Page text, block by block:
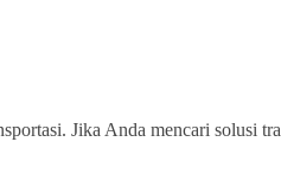
Jika Anda mencari solusi